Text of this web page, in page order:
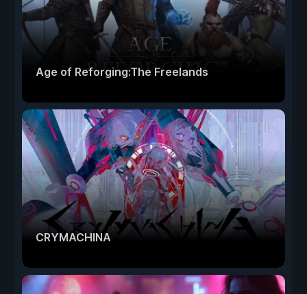
Age of Reforging:The Freelands
CRYMACHINA